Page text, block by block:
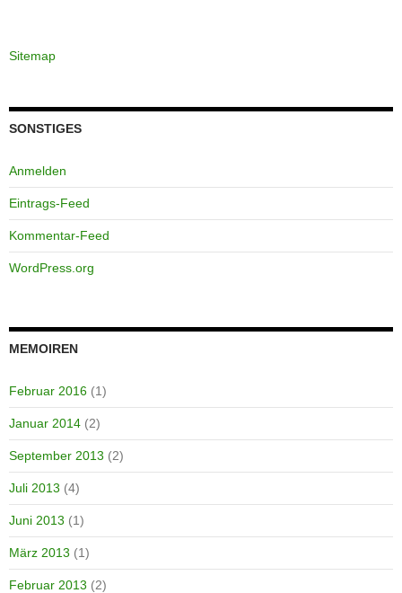
Sitemap
SONSTIGES
Anmelden
Eintrags-Feed
Kommentar-Feed
WordPress.org
MEMOIREN
Februar 2016 (1)
Januar 2014 (2)
September 2013 (2)
Juli 2013 (4)
Juni 2013 (1)
März 2013 (1)
Februar 2013 (2)